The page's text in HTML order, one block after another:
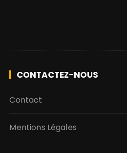
CONTACTEZ-NOUS
Contact
Mentions Légales